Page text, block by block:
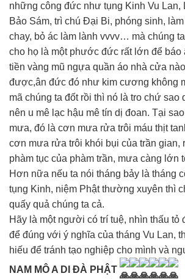
những công đức như tụng Kinh Vu Lan,
Bảo Sám, trì chú Đại Bi, phóng sinh,
chay, bỏ ác làm lành vvvv… mà chúng
cho họ là một phước đức rất lớn để báo
tiền vàng mũ ngựa quần áo nhà cửa
được,ân đức đó như kim cương không
mã chúng ta đốt rồi thì nó là tro chứ
nên u mê lạc hậu mê tín dị đoan. Tại
mưa, đó là cơn mưa rửa trôi máu thịt
cơn mưa rửa trôi khói bụi của trần gian,
phàm tục của phàm trần, mưa càng lớn
Hơn nữa nếu ta nói tháng bảy là tháng
tụng Kinh, niệm Phật thường xuyên thì
quấy quả chúng ta cả.
Hãy là một người có trí tuệ, nhìn thấu tỏ
để đúng với ý nghĩa của tháng Vu Lan,
hiếu để tránh tạo nghiệp cho mình và
NAM MÔ A DI ĐÀ PHẬT